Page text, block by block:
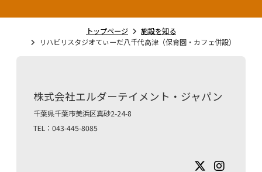
トップページ
施設を知る
リハビリスタジオてぃーだ八千代高津（保育園・カフェ併設）
株式会社エルダーテイメント・ジャパン
千葉県千葉市美浜区真砂2-24-8
TEL：043-445-8085